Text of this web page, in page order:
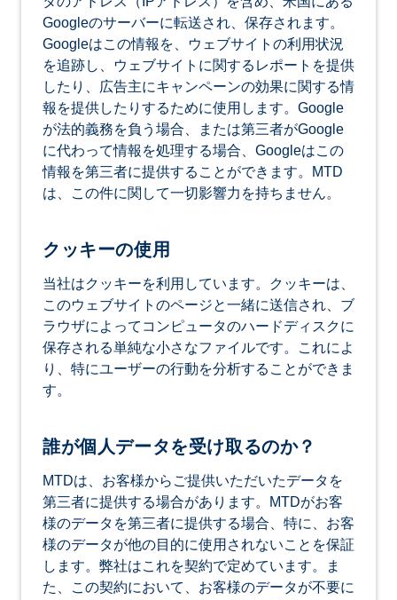
Googleのサーバーに転送され、保存されます。
Googleはこの情報を、ウェブサイトの利用状況
を追跡し、ウェブサイトに関するレポートを提供
したり、広告主にキャンペーンの効果に関する情
報を提供したりするために使用します。Google
が法的義務を負う場合、または第三者がGoogle
に代わって情報を処理する場合、Googleはこの
情報を第三者に提供することができます。MTD
は、この件に関して一切影響力を持ちません。
クッキーの使用
当社はクッキーを利用しています。クッキーは、
このウェブサイトのページと一緒に送信され、ブ
ラウザによってコンピュータのハードディスクに
保存される単純な小さなファイルです。これによ
り、特にユーザーの行動を分析することができま
す。
誰が個人データを受け取るのか？
MTDは、お客様からご提供いただいたデータを
第三者に提供する場合があります。MTDがお客
様のデータを第三者に提供する場合、特に、お客
様のデータが他の目的に使用されないことを保証
します。弊社はこれを契約で定めています。ま
た、この契約において、お客様のデータが不要に